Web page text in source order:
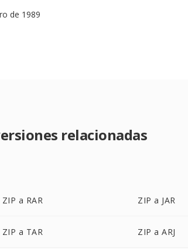
de 1989
relacionadas
ZIP a RAR ZIP a JAR
ZIP a TAR ZIP a ARJ